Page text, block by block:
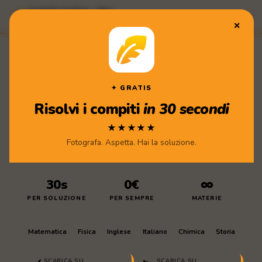
Compiti di Casa · App
✕
✦ GRATIS
Risolvi i compitiin 30 secondi
★★★★★
Fotografa. Aspetta. Hai la soluzione.
30s
PER SOLUZIONE
0€
PER SEMPRE
∞
MATERIE
Matematica Fisica Inglese Italiano Chimica Storia
di Casa